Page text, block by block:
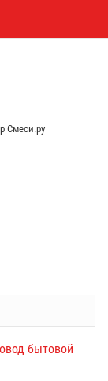
Смеси.ру
бытовой